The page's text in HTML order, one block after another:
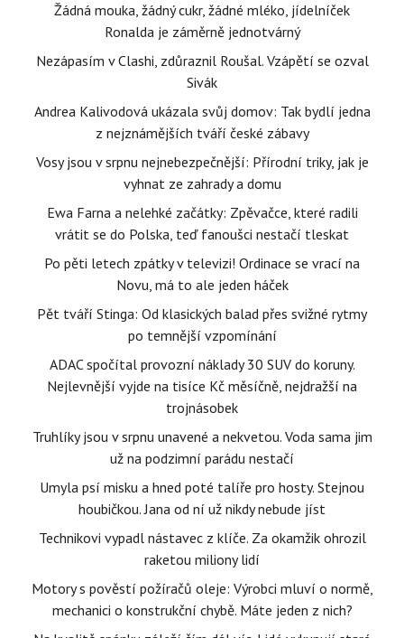
Žádná mouka, žádný cukr, žádné mléko, jídelníček
Ronalda je záměrně jednotvárný
Nezápasím v Clashi, zdůraznil Roušal. Vzápětí se ozval
Sivák
Andrea Kalivodová ukázala svůj domov: Tak bydlí jedna
z nejznámějších tváří české zábavy
Vosy jsou v srpnu nejnebezpečnější: Přírodní triky, jak je
vyhnat ze zahrady a domu
Ewa Farna a nelehké začátky: Zpěvačce, které radili
vrátit se do Polska, teď fanoušci nestačí tleskat
Po pěti letech zpátky v televizi! Ordinace se vrací na
Novu, má to ale jeden háček
Pět tváří Stinga: Od klasických balad přes svižné rytmy
po temnější vzpomínání
ADAC spočítal provozní náklady 30 SUV do koruny.
Nejlevnější vyjde na tisíce Kč měsíčně, nejdražší na
trojnásobek
Truhlíky jsou v srpnu unavené a nekvetou. Voda sama jim
už na podzimní parádu nestačí
Umyla psí misku a hned poté talíře pro hosty. Stejnou
houbičkou. Jana od ní už nikdy nebude jíst
Technikovi vypadl nástavec z klíče. Za okamžik ohrozil
raketou miliony lidí
Motory s pověstí požíračů oleje: Výrobci mluví o normě,
mechanici o konstrukční chybě. Máte jeden z nich?